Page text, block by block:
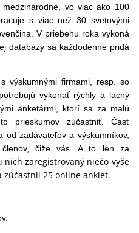
vo viac ako 100
s viac než 30 svetovými
V priebehu roka vykoná
databázy sa každodenne pridá
výskumnými firmami, resp. so
vykonať rýchly a lacný
anketármi, ktorí sa za malú
prieskumov zúčastniť. Časť
od zadávateľov a výskumníkov,
členov, čiže vás. A to len za
nich zaregistrovaný niečo vyše
zúčastnil 25 online ankiet.